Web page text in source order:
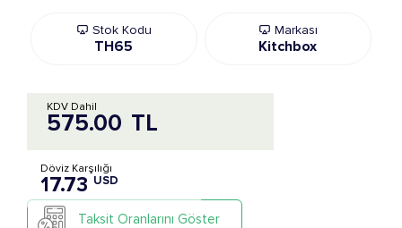
Stok Kodu
TH65
Markası
Kitchbox
575.00 TL
KDV Dahil
Döviz Karşılığı
17.73 USD
Taksit Oranlarını Göster